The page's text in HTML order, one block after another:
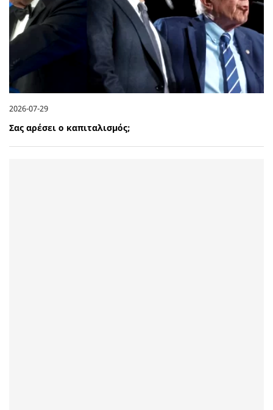
2026-07-29
Σας αρέσει ο καπιταλισμός;